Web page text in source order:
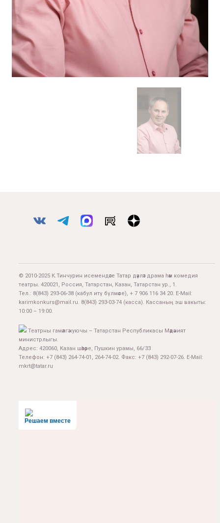
© 2010-2025 К.Тинчурин исемендәге Татар дәүләт драма һәм комедия
театры. 420021, Россия, Татарстан, Казан, Татарстан ур., 1.
Тел.: 8(843) 293-06-38 (кабул итү бүлмәсе), + 7 906 116 34 20. E-Mail:
karimkonkurs@mail.ru. 8(843) 293-03-74 (касса). Кассаның эш вакыты:
10:00 – 19:00.
Театрны гамәлгә куючы – Татарстан Республикасы Мәдәният
министрлыгы.
Адрес: 420060, Казан шәһәре, Пушкин урамы, 66/33
Телефон: +7 (843) 264-74-01, 264-74-02. Факс: +7 (843) 292-07-26. E-Mail:
mkrt@tatar.ru
Решаем вместе